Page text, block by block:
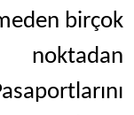
birçok